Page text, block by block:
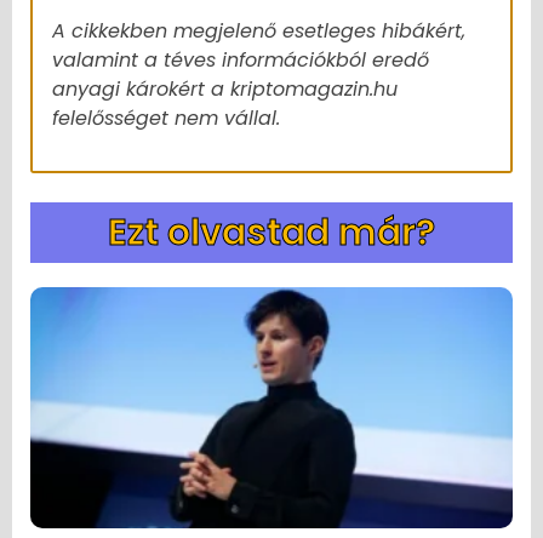
A cikkekben megjelenő esetleges hibákért,
valamint a téves információkból eredő
anyagi károkért a kriptomagazin.hu
felelősséget nem vállal.
Ezt olvastad már?